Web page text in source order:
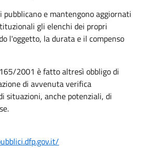
e mantengono aggiornati
gli elenchi dei propri
l'oggetto, la durata e il compenso
2001 è fatto altresì obbligo di
di avvenuta verifica
situazioni, anche potenziali, di